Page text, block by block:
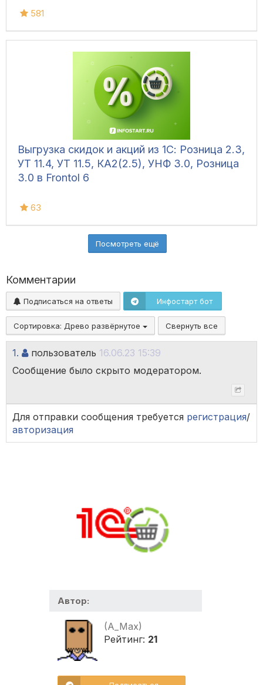
581
Выгрузка скидок и акций из 1С: Розница 2.3,
УТ 11.4, УТ 11.5, КА2(2.5), УНФ 3.0, Розница
3.0 в Frontol 6
63
Посмотреть ещё
Комментарии
Подписаться на ответы Инфостарт бот
Сортировка: Древо развёрнутое Свернуть все
1. пользователь 16.06.23 15:39
Сообщение было скрыто модератором.
Для отправки сообщения требуется регистрация/
авторизация
Автор:
(A_Max)
Рейтинг: 21